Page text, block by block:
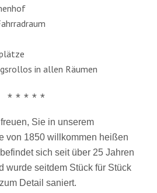
in allen Räumen
* * * * *
Sie in unserem
von 1850 willkommen heißen
sich seit über 25 Jahren
wurde seitdem Stück für Stück
Detail saniert.